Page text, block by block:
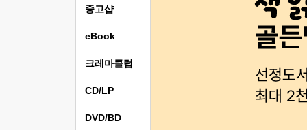
중고샵
eBook
크레마클럽
CD/LP
DVD/BD